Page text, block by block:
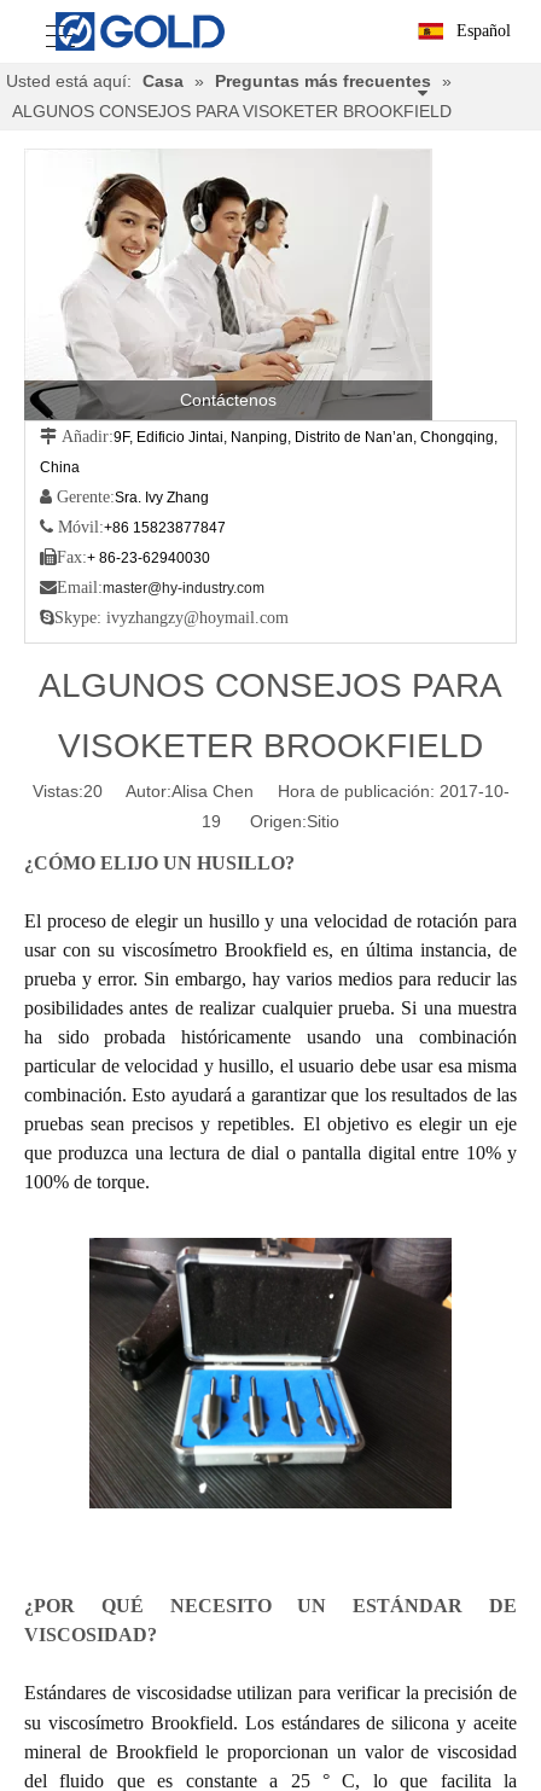
Español
Usted está aquí: Casa » Preguntas más frecuentes
»
ALGUNOS CONSEJOS PARA VISOKETER BROOKFIELD
Contáctenos
 Añadir:9F, Edificio Jintai, Nanping, Distrito de Nan’an, Chongqing,
China
 Gerente:Sra. Ivy Zhang
 Móvil:+86 15823877847
Fax:+ 86-23-62940030
Email:master@hy-industry.com
Skype: ivyzhangzy@hoymail.com
ALGUNOS CONSEJOS PARA
VISOKETER BROOKFIELD
Vistas:20Autor:Alisa Chen Hora de publicación: 2017-10-
19 Origen:Sitio
¿CÓMO ELIJO UN HUSILLO?
El proceso de elegir un husillo y una velocidad de rotación para
usar con su viscosímetro Brookfield es, en última instancia, de
prueba y error. Sin embargo, hay varios medios para reducir las
posibilidades antes de realizar cualquier prueba. Si una muestra
ha sido probada históricamente usando una combinación
particular de velocidad y husillo, el usuario debe usar esa misma
combinación. Esto ayudará a garantizar que los resultados de las
pruebas sean precisos y repetibles. El objetivo es elegir un eje
que produzca una lectura de dial o pantalla digital entre 10% y
100% de torque.
¿POR QUÉ NECESITO UN ESTÁNDAR DE
VISCOSIDAD?
Estándares de viscosidadse utilizan para verificar la precisión de
su viscosímetro Brookfield. Los estándares de silicona y aceite
mineral de Brookfield le proporcionan un valor de viscosidad
del fluido que es constante a 25 ° C, lo que facilita la